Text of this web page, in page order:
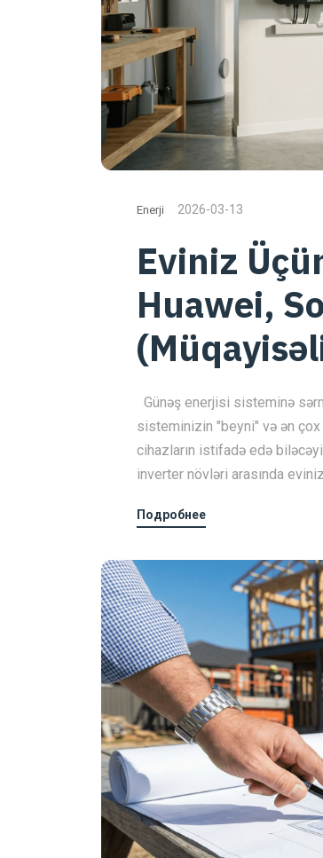
Enerji 2026-03-13
Eviniz
Huawei,
Günəş enerjisi sisteminə
sisteminizin "beyni" və ən
cihazların istifadə edə
inverter növləri arasında eviniz
Подробнее